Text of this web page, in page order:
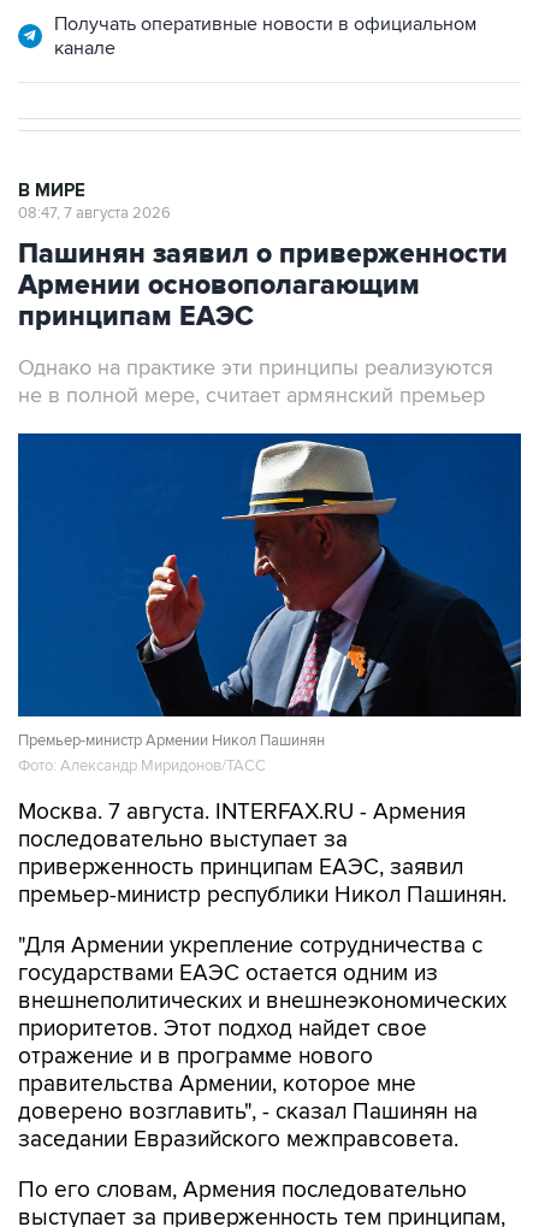
Получать оперативные новости в официальном
канале
В МИРЕ
08:47, 7 августа 2026
Пашинян заявил о приверженности
Армении основополагающим
принципам ЕАЭС
Однако на практике эти принципы реализуются
не в полной мере, считает армянский премьер
Премьер-министр Армении Никол Пашинян
Фото: Александр Миридонов/ТАСС
Москва. 7 августа. INTERFAX.RU - Армения
последовательно выступает за
приверженность принципам ЕАЭС, заявил
премьер-министр республики Никол Пашинян.
"Для Армении укрепление сотрудничества с
государствами ЕАЭС остается одним из
внешнеполитических и внешнеэкономических
приоритетов. Этот подход найдет свое
отражение и в программе нового
правительства Армении, которое мне
доверено возглавить", - сказал Пашинян на
заседании Евразийского межправсовета.
По его словам, Армения последовательно
выступает за приверженность тем принципам,